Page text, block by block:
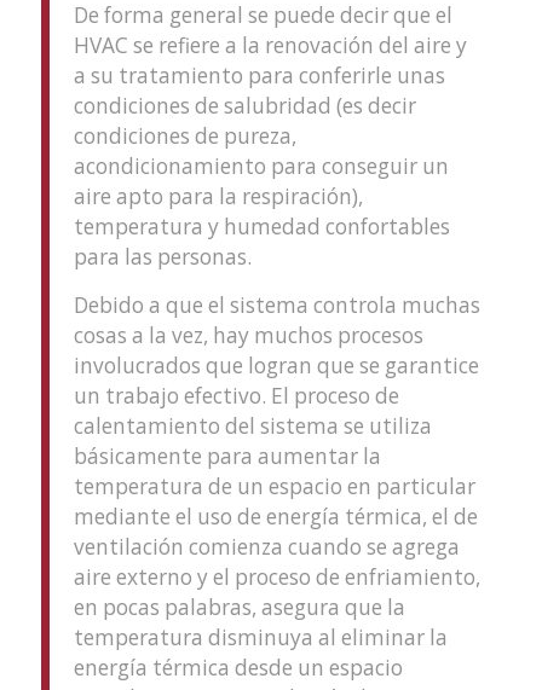
De forma general se puede decir que el
HVAC se refiere a la renovación del aire y
a su tratamiento para conferirle unas
condiciones de salubridad (es decir
condiciones de pureza,
acondicionamiento para conseguir un
aire apto para la respiración),
temperatura y humedad confortables
para las personas.
Debido a que el sistema controla muchas
cosas a la vez, hay muchos procesos
involucrados que logran que se garantice
un trabajo efectivo. El proceso de
calentamiento del sistema se utiliza
básicamente para aumentar la
temperatura de un espacio en particular
mediante el uso de energía térmica, el de
ventilación comienza cuando se agrega
aire externo y el proceso de enfriamiento,
en pocas palabras, asegura que la
temperatura disminuya al eliminar la
energía térmica desde un espacio